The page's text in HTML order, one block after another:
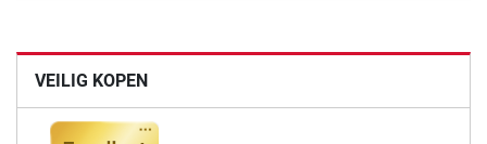
VEILIG KOPEN